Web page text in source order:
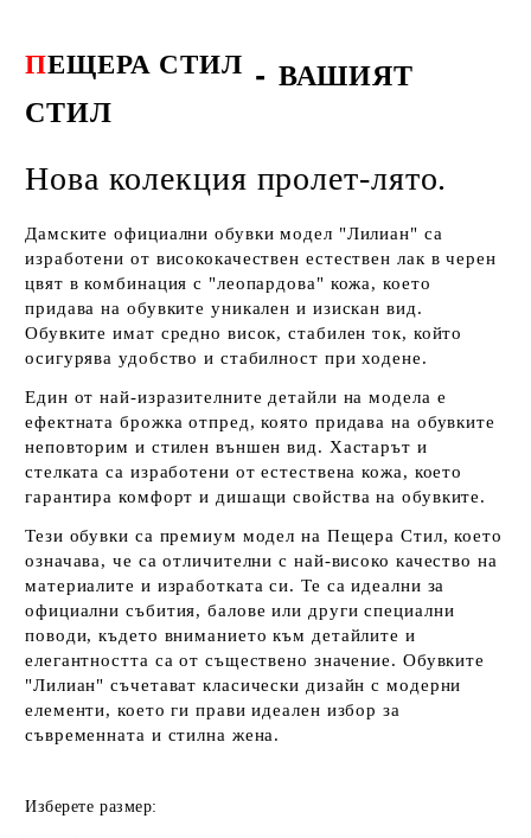
ПЕЩЕРА СТИЛ - ВАШИЯТ
СТИЛ
Нова колекция пролет-лято.
Дамските официални обувки модел "Лилиан" са
изработени от висококачествен естествен лак в черен
цвят в комбинация с "леопардова" кожа, което
придава на обувките уникален и изискан вид.
Обувките имат средно висок, стабилен ток, който
осигурява удобство и стабилност при ходене.
Един от най-изразителните детайли на модела е
ефектната брожка отпред, която придава на обувките
неповторим и стилен външен вид. Хастарът и
стелката са изработени от естествена кожа, което
гарантира комфорт и дишащи свойства на обувките.
Тези обувки са премиум модел на Пещера Стил, което
означава, че са отличителни с най-високо качество на
материалите и изработката си. Те са идеални за
официални събития, балове или други специални
поводи, където вниманието към детайлите и
елегантността са от съществено значение. Обувките
"Лилиан" съчетават класически дизайн с модерни
елементи, което ги прави идеален избор за
съвременната и стилна жена.
Изберете размер: